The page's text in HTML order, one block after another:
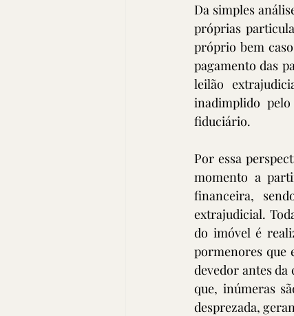
Da simples
próprias
próprio bem
pagamento das
leilão
inadimplido
fiduciário.
Por essa
momento a
financeira,
extrajudicial.
do imóvel é
pormenores que
devedor antes
que, inúmeras
desprezada,